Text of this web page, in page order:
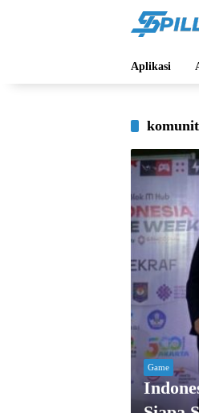
Aplikasi
Game